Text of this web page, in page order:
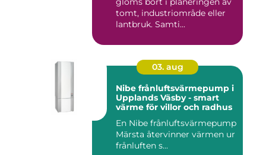
tomt, industriområde eller
lantbruk. Samti...
03. aug
Nibe frånluftsvärmepump i
Upplands Väsby - smart
värme för villor och radhus
En Nibe frånluftsvärmepump
Märsta återvinner värmen ur
frånluften s...